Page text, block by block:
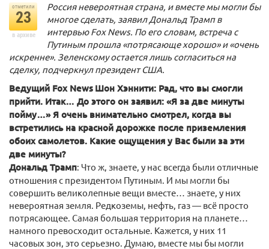
отметили
23
в архиве
Россия невероятная страна, и вместе мы могли бы
многое сделать, заявил Дональд Трамп в
интервью Fox News. По его словам, встреча с
Путиным прошла «потрясающе хорошо» и «очень
искренне». Зеленскому остается лишь согласиться на
сделку, подчеркнул президент США.
Ведущий Fox News Шон Хэннити: Рад, что вы смогли
прийти. Итак… До этого он заявил: «Я за две минуты
пойму…» Я очень внимательно смотрел, когда вы
встретились на красной дорожке после приземления
обоих самолетов. Какие ощущения у Вас были за эти
две минуты?
Дональд Трамп: Что ж, знаете, у нас всегда были отличные
отношения с президентом Путиным. И мы могли бы
совершить великолепные вещи вместе… знаете, у них
невероятная земля. Редкоземы, нефть, газ — всё просто
потрясающее. Самая большая территория на планете…
намного превосходит остальные. Кажется, у них 11
часовых зон, это серьезно. Думаю, вместе мы бы могли